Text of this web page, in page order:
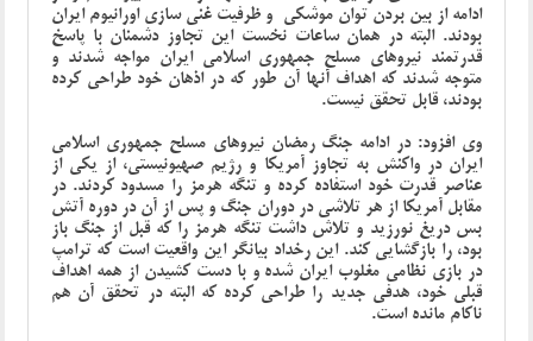
ادامه از بین بردن توان موشکی و ظرفیت غنی سازی اورانیوم ایران
بودند. البته در همان ساعات نخست این تجاوز دشمنان با پاسخ
قدرتمند نیروهای مسلح جمهوری اسلامی ایران مواجه شدند و
متوجه شدند که اهداف آنها آن طور که در اذهان خود طراحی کرده
بودند، قابل تحقق نیست.
وی افزود: در ادامه جنگ رمضان نیروهای مسلح جمهوری اسلامی
ایران در واکنش به تجاوز آمریکا و رژیم صهیونیستی، از یکی از
عناصر قدرت خود استفاده کرده و تنگه هرمز را مسدود کردند. در
مقابل آمریکا از هر تلاشی در دوران جنگ و پس از آن در دوره آتش
بس دریغ نورزید و تلاش داشت تنگه هرمز را که قبل از جنگ باز
بود، را بازگشایی کند. این رخداد بیانگر این واقعیت است که ترامپ
در بازی نظامی مغلوب ایران شده و با دست کشیدن از همه اهداف
قبلی خود، هدفی جدید را طراحی کرده که البته در تحقق آن هم
ناکام مانده است.